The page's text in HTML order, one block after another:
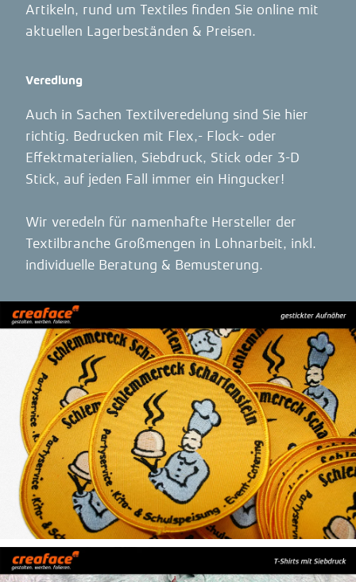
Artikeln, rund um Textiles finden Sie online mit
aktuellen Lagerbeständen & Preisen.
Veredlung
Auch in Sachen Textilveredelung sind Sie hier
richtig. Bedrucken mit Flex,- Flock- oder
Effektmaterialien, Siebdruck, Stick oder 3-D
Stick, auf jeden Fall immer ein Hingucker!
Wir veredeln für namenhafte Hersteller der
Textilbranche Großmengen in Lohnarbeit, inkl.
individuelle Beratung & Bemusterung.